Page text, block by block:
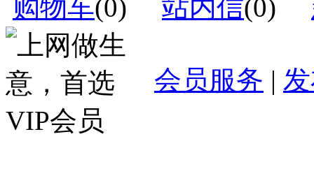
购物车(0) 站内信(0)
会员服务 |